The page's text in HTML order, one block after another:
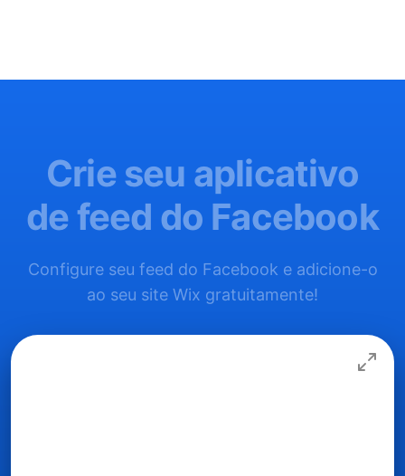
Crie seu aplicativo
de feed do Facebook
Configure seu feed do Facebook e adicione-o
ao seu site Wix gratuitamente!